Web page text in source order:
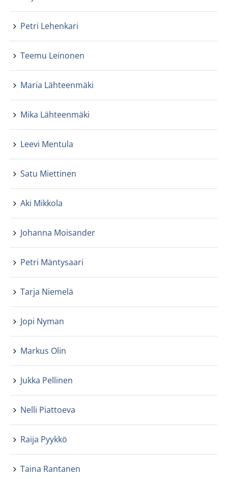
Petri Lehenkari
Teemu Leinonen
Maria Lähteenmäki
Mika Lähteenmäki
Leevi Mentula
Satu Miettinen
Aki Mikkola
Johanna Moisander
Petri Mäntysaari
Tarja Niemelä
Jopi Nyman
Markus Olin
Jukka Pellinen
Nelli Piattoeva
Raija Pyykkö
Taina Rantanen